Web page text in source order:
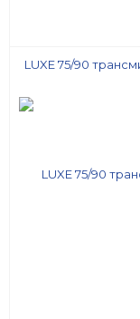
LUXE 75/90